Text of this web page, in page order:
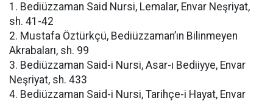
1. Bediüzzaman Said Nursi, Lemalar, Envar Neşriyat,
sh. 41-42
2. Mustafa Öztürkçü, Bediüzzaman’ın Bilinmeyen
Akrabaları, sh. 99
3. Bediüzzaman Said-i Nursi, Asar-ı Bediiyye, Envar
Neşriyat, sh. 433
4. Bediüzzaman Said-i Nursi, Tarihçe-i Hayat, Envar